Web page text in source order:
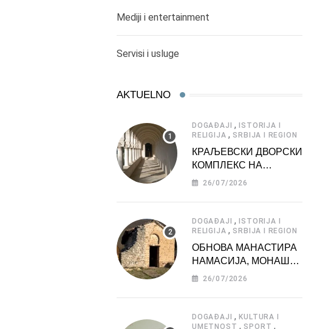
Mediji i entertainment
Servisi i usluge
AKTUELNO
DOGAĐAJI , ISTORIJA I
RELIGIJA , SRBIJA I REGION
КРАЉЕВСКИ ДВОРСКИ
КОМПЛЕКС НА
ДЕДИЊУ –
АТРАКЦИЈА
26/07/2026
DOGAĐAJI , ISTORIJA I
RELIGIJA , SRBIJA I REGION
ОБНОВА МАНАСТИРА
НАМАСИЈА, МОНАШКЕ
ЗАДУЖБИНЕ
26/07/2026
DOGAĐAJI ,KULTURA I
UMETNOST , SPORT ,